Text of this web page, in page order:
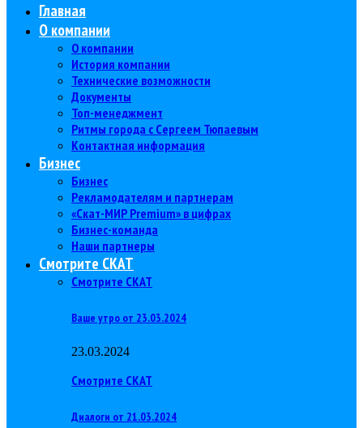
Главная
О компании
О компании
История компании
Технические возможности
Документы
Топ-менеджмент
Ритмы города с Сергеем Тюпаевым
Контактная информация
Бизнес
Бизнес
Рекламодателям и партнерам
«Скат-МИР Premium» в цифрах
Бизнес-команда
Наши партнеры
Смотрите СКАТ
Смотрите СКАТ
Ваше утро от 23.03.2024
23.03.2024
Смотрите СКАТ
Диалоги от 21.03.2024